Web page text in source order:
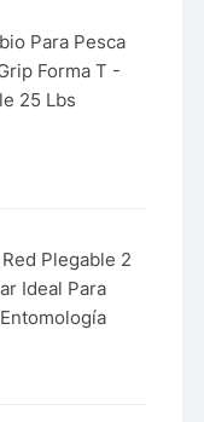
Para Pesca
Forma T -
25 Lbs
Plegable 2
Ideal Para